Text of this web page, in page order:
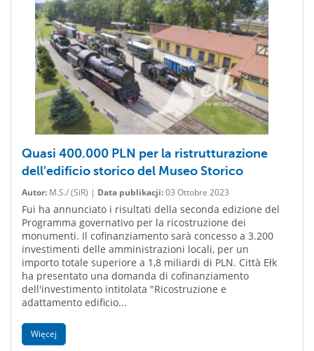
Quasi 400.000 PLN per la ristrutturazione
dell'edificio storico del Museo Storico
Autor: M.S./ (SiR) | Data publikacji:03 Ottobre 2023
Fui ha annunciato i risultati della seconda edizione del
Programma governativo per la ricostruzione dei
monumenti. Il cofinanziamento sarà concesso a 3.200
investimenti delle amministrazioni locali, per un
importo totale superiore a 1,8 miliardi di PLN. Città Ełk
ha presentato una domanda di cofinanziamento
dell'investimento intitolata "Ricostruzione e
adattamento edificio...
Więcej